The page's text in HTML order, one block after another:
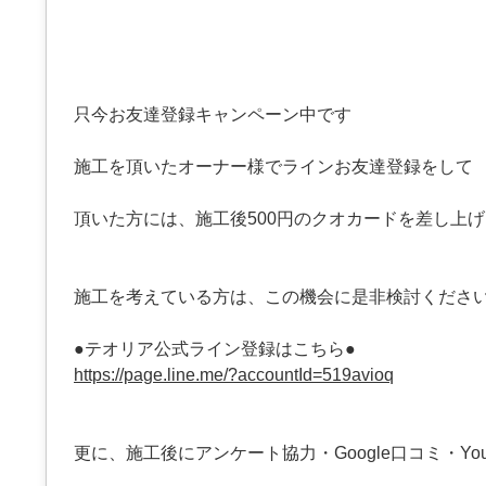
只今お友達登録キャンペーン中です
施工を頂いたオーナー様でラインお友達登録をして
頂いた方には、施工後500円のクオカードを差し上
施工を考えている方は、この機会に是非検討くださ
●テオリア公式ライン登録はこちら●
https://page.line.me/?accountId=519avioq
更に、施工後にアンケート協力・Google口コミ・